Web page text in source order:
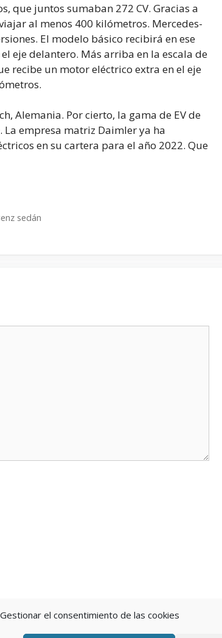
Gestionar el consentimiento de las cookies
que juntos sumaban 272 CV. Gracias a
al menos 400 kilómetros. Mercedes-
El modelo básico recibirá en ese
eje delantero. Más arriba en la escala de
recibe un motor eléctrico extra en el eje
Alemania. Por cierto, la gama de EV de
La empresa matriz Daimler ya ha
en su cartera para el año 2022. Que
sedán